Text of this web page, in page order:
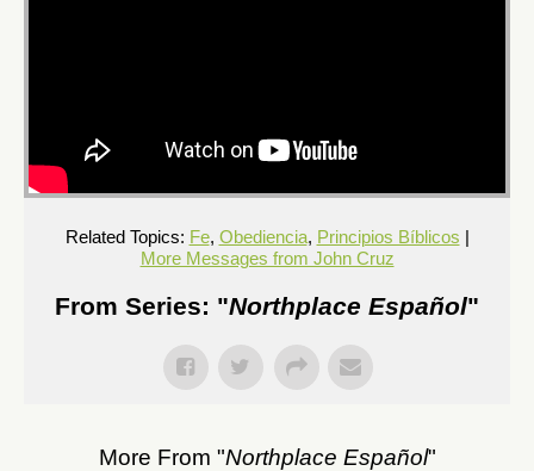
Related Topics: Fe, Obediencia, Principios Bíblicos |
More Messages from John Cruz
From Series: "Northplace Español"
More From "Northplace Español"